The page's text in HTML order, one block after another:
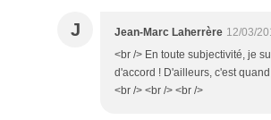
J Jean-Marc Laherrère 12/03/
<br /> En toute subjectivité, je
d'accord ! D'ailleurs, c'est
<br /> <br /> <br />